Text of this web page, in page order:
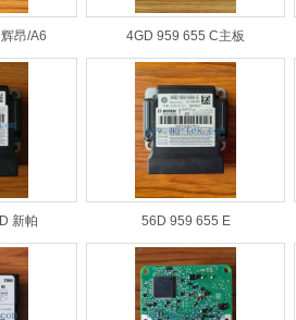
昂/A6 4GD 959 655 C主板
新帕 56D 959 655 E